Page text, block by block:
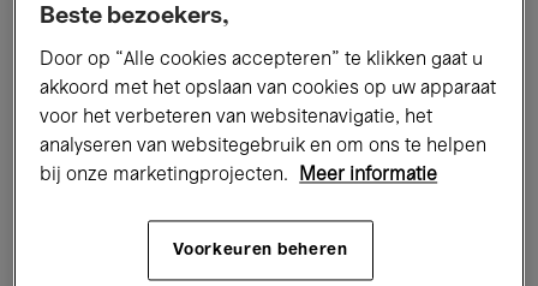
Alle evenementen
Tentoonstellingen Films
Performances Lezingen & Debatten
Jazz Klassieke Muziek Global Music
Beste bezoekers,
Door op “Alle cookies accepteren” te klikken gaat u
akkoord met het opslaan van cookies op uw apparaat
voor het verbeteren van websitenavigatie, het
analyseren van websitegebruik en om ons te helpen
bij onze marketingprojecten.
Meer informatie
Voorkeuren beheren